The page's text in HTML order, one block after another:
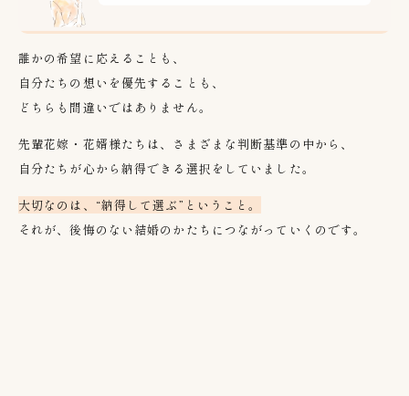
誰かの希望に応えることも、
自分たちの想いを優先することも、
どちらも間違いではありません。
先輩花嫁・花婿様たちは、さまざまな判断基準の中から、
自分たちが心から納得できる選択をしていました。
大切なのは、“納得して選ぶ”ということ。
それが、後悔のない結婚のかたちにつながっていくのです。